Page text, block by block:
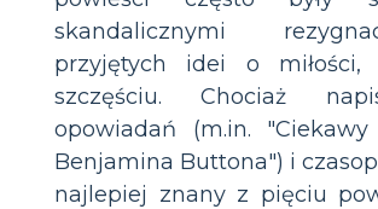
skandalicznymi
przyjętych idei o miłości,
szczęściu. Chociaż
opowiadań (m.in.
Benjamina Buttona") i
najlepiej znany z pięciu